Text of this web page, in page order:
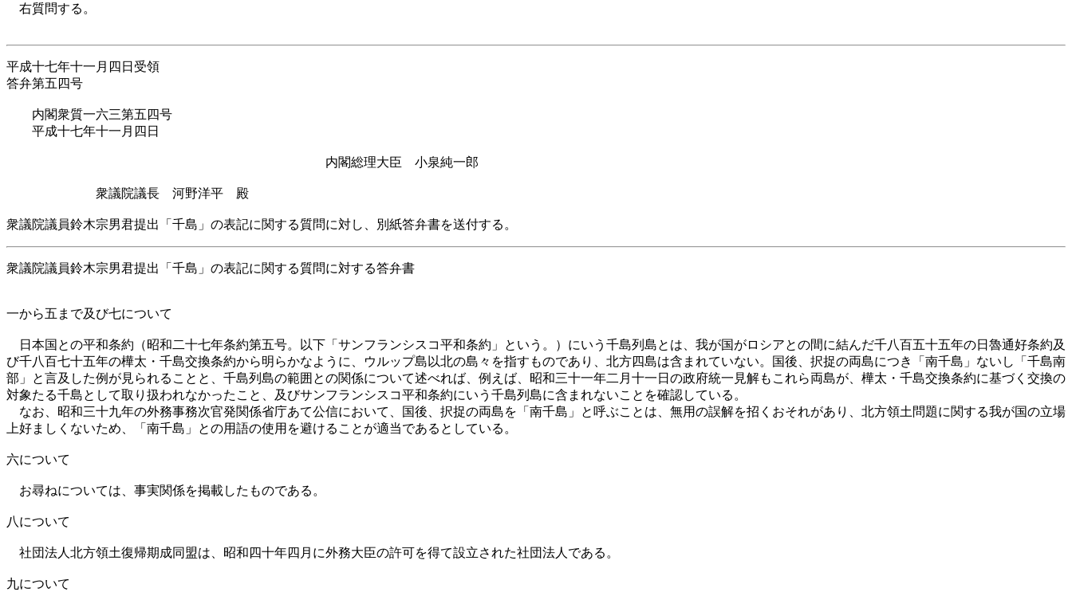
右質問する。
平成十七年十一月四日受領
答弁第五四号
内閣衆質一六三第五四号
平成十七年十一月四日
内閣総理大臣 小泉純一郎
衆議院議長 河野洋平 殿
衆議院議員鈴木宗男君提出「千島」の表記に関する質問に対し、別紙答弁書を送付する。
衆議院議員鈴木宗男君提出「千島」の表記に関する質問に対する答弁書
一から五まで及び七について
日本国との平和条約（昭和二十七年条約第五号。以下「サンフランシスコ平和条約」という。）にいう千島列島とは、我が国がロシアとの間に結んだ千八百五十五年の日魯通好条約及
び千八百七十五年の樺太・千島交換条約から明らかなように、ウルップ島以北の島々を指すものであり、北方四島は含まれていない。国後、択捉の両島につき「南千島」ないし「千島南
部」と言及した例が見られることと、千島列島の範囲との関係について述べれば、例えば、昭和三十一年二月十一日の政府統一見解もこれら両島が、樺太・千島交換条約に基づく交換の
対象たる千島として取り扱われなかったこと、及びサンフランシスコ平和条約にいう千島列島に含まれないことを確認している。
なお、昭和三十九年の外務事務次官発関係省庁あて公信において、国後、択捉の両島を「南千島」と呼ぶことは、無用の誤解を招くおそれがあり、北方領土問題に関する我が国の立場
上好ましくないため、「南千島」との用語の使用を避けることが適当であるとしている。
六について
お尋ねについては、事実関係を掲載したものである。
八について
社団法人北方領土復帰期成同盟は、昭和四十年四月に外務大臣の許可を得て設立された社団法人である。
九について